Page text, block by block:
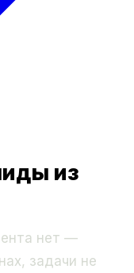
из
нет —
задачи не